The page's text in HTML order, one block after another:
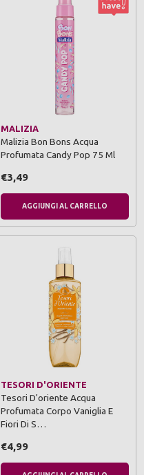
MALIZIA
Malizia Bon Bons Acqua
Profumata Candy Pop 75 Ml
€3,49
AGGIUNGI AL CARRELLO
TESORI D'ORIENTE
Tesori D'oriente Acqua
Profumata Corpo Vaniglia E
Fiori Di S…
€4,99